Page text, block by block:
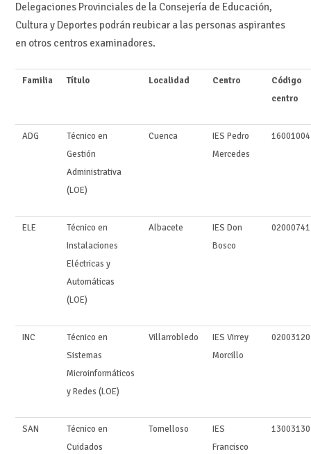
Delegaciones Provinciales de la Consejería de Educación,
Cultura y Deportes podrán reubicar a las personas aspirantes
en otros centros examinadores.
Familia Título Localidad Centro
Código
centro
ADG
Técnico en
Gestión
Administrativa
(LOE)
Cuenca
IES Pedro
Mercedes
16001004
ELE
Técnico en
Instalaciones
Eléctricas y
Automáticas
(LOE)
Albacete
IES Don
Bosco
02000741
INC
Técnico en
Sistemas
Microinformáticos
y Redes (LOE)
Villarrobledo
IES Virrey
Morcillo
02003120
SAN
Técnico en
Cuidados
Tomelloso
IES
Francisco
13003130